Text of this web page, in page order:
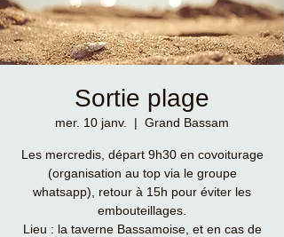
Sortie plage
mer. 10 janv.
  |
Grand Bassam
Les mercredis, départ 9h30 en covoiturage
(organisation au top via le groupe
whatsapp), retour à 15h pour éviter les
embouteillages.
Lieu : la taverne Bassamoise, et en cas de